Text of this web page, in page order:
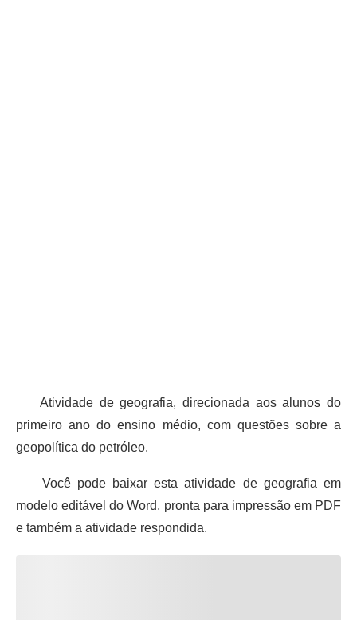
Atividade de geografia, direcionada aos alunos do
primeiro ano do ensino médio, com questões sobre a
geopolítica do petróleo.
Você pode baixar esta atividade de geografia em
modelo editável do Word, pronta para impressão em PDF
e também a atividade respondida.